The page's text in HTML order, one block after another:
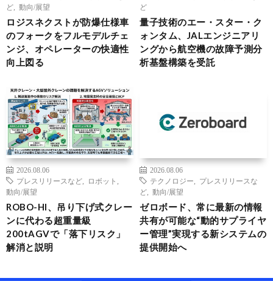
ど
動向/展望
ロジスネクストが防爆仕様車
のフォークをフルモデルチェ
ンジ、オペレーターの快適性
向上図る
ど
量子技術のエー・スター・ク
ォンタム、JALエンジニアリ
ングから航空機の故障予測分
析基盤構築を受託
2026.08.06
プレスリリースなど
ロボット
動向/展望
ROBO-HI、吊り下げ式クレー
ンに代わる超重量級
200tAGVで「落下リスク」
解消と説明
2026.08.06
テクノロジー
プレスリリースな
ど
動向/展望
ゼロボード、常に最新の情報
共有が可能な“動的サプライヤ
ー管理”実現する新システムの
提供開始へ